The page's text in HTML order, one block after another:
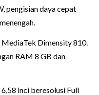
pengisian daya cepat
MediaTek Dimensity 810.
RAM 8 GB dan
inci beresolusi Full